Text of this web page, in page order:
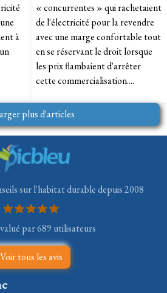
à
« concurrentes » qui rachetaient
de l'électricité pour la revendre
avec une marge confortable tout
en se réservant le droit lorsque
les prix flambaient d'arrêter
cette commercialisation....
plus d'articles
sur l'habitat durable depuis 2008
par 689 utilisateurs
Voir tous les avis